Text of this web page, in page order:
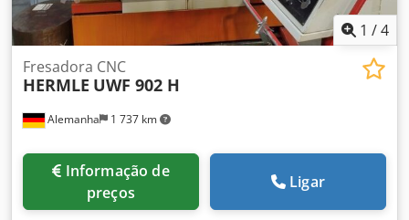
1 /4
Alemanha 1 737 km
Fresadora CNC
HERMLE UWF 902 H
preços
Ligar